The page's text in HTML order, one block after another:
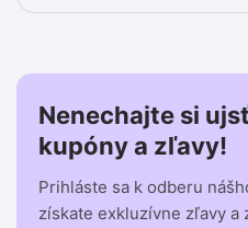
Nenechajte si
kupóny a zľavy!
Prihláste sa k odberu
získate exkluzívne zľavy a